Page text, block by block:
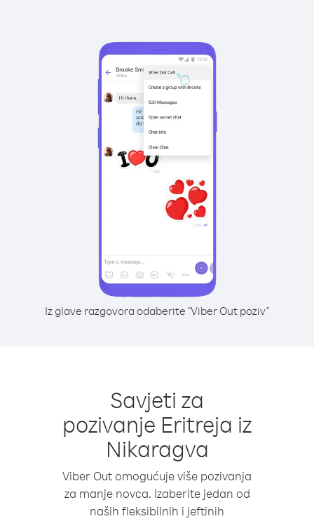
Iz glave razgovora odaberite "Viber Out poziv"
Savjeti za
pozivanje Eritreja iz
Nikaragva
Viber Out omogućuje više pozivanja
za manje novca. Izaberite jedan od
naših fleksibilnih i jeftinih